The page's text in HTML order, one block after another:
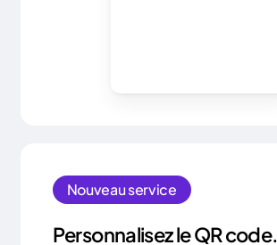
Nouveau service
Personnalisez le QR code.